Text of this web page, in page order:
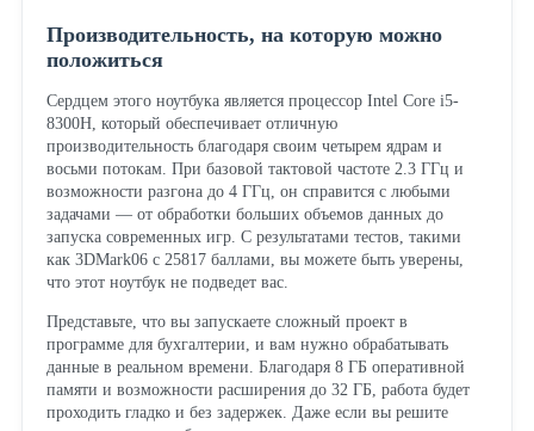
Производительность, на которую можно
положиться
Сердцем этого ноутбука является процессор Intel Core i5-
8300H, который обеспечивает отличную
производительность благодаря своим четырем ядрам и
восьми потокам. При базовой тактовой частоте 2.3 ГГц и
возможности разгона до 4 ГГц, он справится с любыми
задачами — от обработки больших объемов данных до
запуска современных игр. С результатами тестов, такими
как 3DMark06 с 25817 баллами, вы можете быть уверены,
что этот ноутбук не подведет вас.
Представьте, что вы запускаете сложный проект в
программе для бухгалтерии, и вам нужно обрабатывать
данные в реальном времени. Благодаря 8 ГБ оперативной
памяти и возможности расширения до 32 ГБ, работа будет
проходить гладко и без задержек. Даже если вы решите